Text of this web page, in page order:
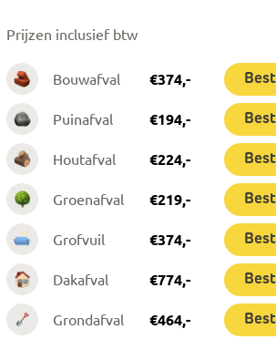
Prijzen inclusief btw
Bouwafval €374,-
Puinafval €194,-
Houtafval €224,-
Groenafval €219,-
Grofvuil €374,-
Dakafval €774,-
Grondafval €464,-